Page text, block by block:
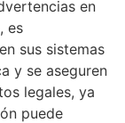
en
es
sus sistemas
y se aseguren
legales, ya
puede